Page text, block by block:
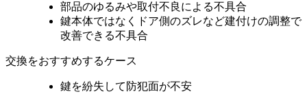
部品のゆるみや取付不良による不具合
鍵本体ではなくドア側のズレなど建付けの調整で
改善できる不具合
交換をおすすめするケース
鍵を紛失して防犯面が不安